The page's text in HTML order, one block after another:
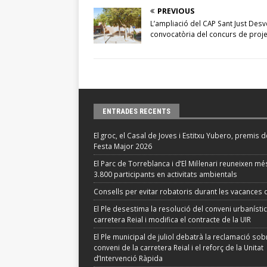
PREVIOUS
L’ampliació del CAP Sant Just
convocatòria del concurs de
ENTRADES RECENTS
El groc, el Casal de Joves i Estitxu Yubero, premis
Festa Major 2026
El Parc de Torreblanca i d’El Mil·lenari reuneixen
3.800 participants en activitats ambientals
Consells per evitar robatoris durant les vacances
El Ple desestima la resolució del conveni
carretera Reial i modifica el contracte de la UIR
El Ple municipal de juliol debatrà la reclamació
conveni de la carretera Reial i el reforç de la Unitat
d’Intervenció Ràpida